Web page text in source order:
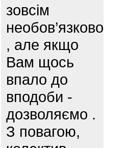
зовсім
необов’язково
, але якщо
Вам щось
впало до
вподоби -
дозволяємо .
З повагою,